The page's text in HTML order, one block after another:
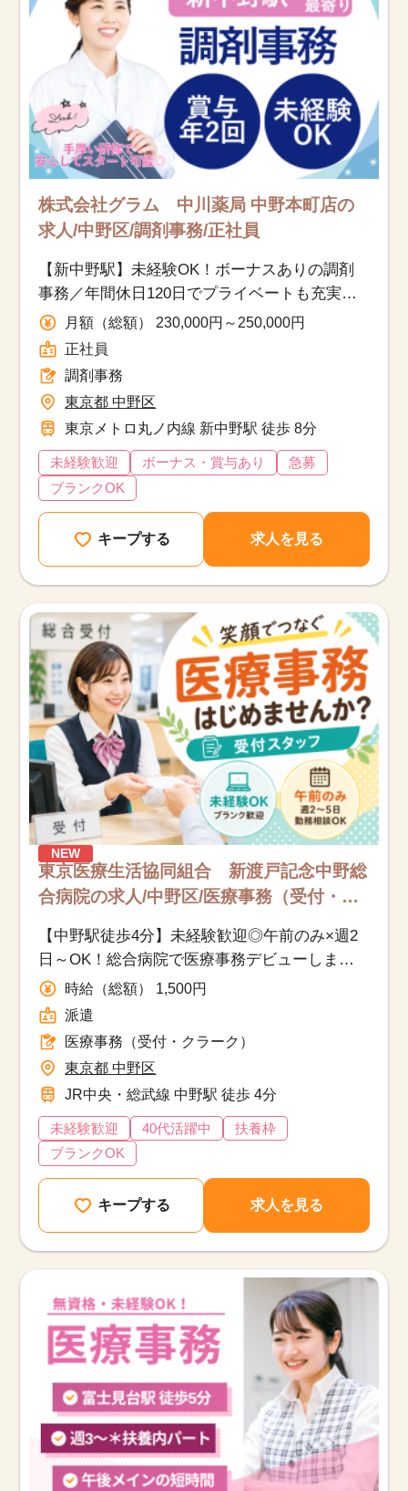
株式会社グラム 中川薬局 中野本町店の
求人/中野区/調剤事務/正社員
【新中野駅】未経験OK！ボーナスありの調剤
事務／年間休日120日でプライベートも充実！
20代30代の女性活躍中！
月額（総額） 230,000円～250,000円
正社員
調剤事務
東京都 中野区
東京メトロ丸ノ内線 新中野駅 徒歩 8分
未経験歓迎 ボーナス・賞与あり
急募
ブランクOK
キープする 求人を見る
NEW
東京医療生活協同組合 新渡戸記念中野総
合病院の求人/中野区/医療事務（受付・ク
【中野駅徒歩4分】未経験歓迎◎午前のみ×週2
日～OK！総合病院で医療事務デビューしませ
んか？時給（総額） 1,500円
派遣
医療事務（受付・クラーク）
東京都 中野区
JR中央・総武線 中野駅 徒歩 4分
未経験歓迎 40代活躍中
扶養枠
ブランクOK
キープする 求人を見る